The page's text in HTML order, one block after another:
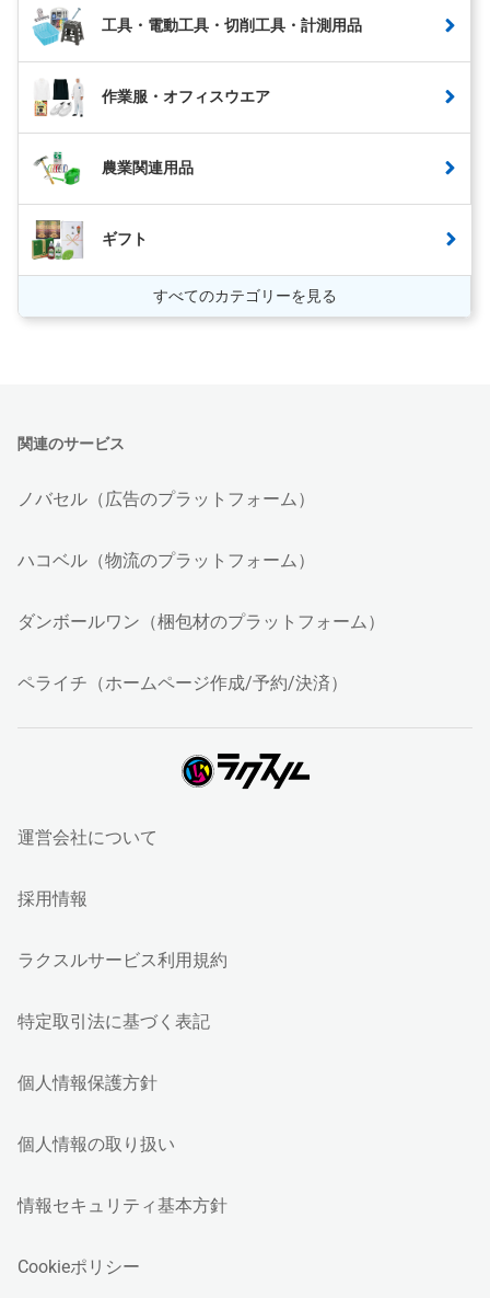
工具・電動工具・切削工具・計測用品
作業服・オフィスウエア
農業関連用品
ギフト
すべてのカテゴリーを見る
関連のサービス
ノバセル（広告のプラットフォーム）
ハコベル（物流のプラットフォーム）
ダンボールワン（梱包材のプラットフォーム）
ペライチ（ホームページ作成/予約/決済）
運営会社について
採用情報
ラクスルサービス利用規約
特定取引法に基づく表記
個人情報保護方針
個人情報の取り扱い
情報セキュリティ基本方針
Cookieポリシー